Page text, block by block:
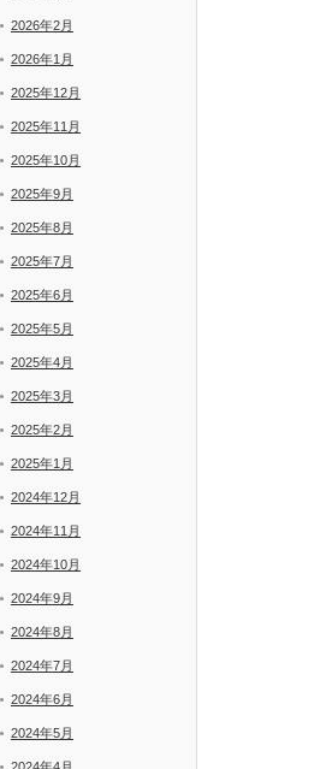
2026年2月
2026年1月
2025年12月
2025年11月
2025年10月
2025年9月
2025年8月
2025年7月
2025年6月
2025年5月
2025年4月
2025年3月
2025年2月
2025年1月
2024年12月
2024年11月
2024年10月
2024年9月
2024年8月
2024年7月
2024年6月
2024年5月